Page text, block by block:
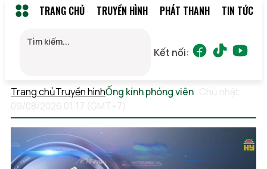
TRANG CHỦ TRUYỀN HÌNH PHÁT THANH TIN TỨC
Kết nối:
Trang chủTruyền hìnhỐng kính phóng viên Chủ nhật,
09/08/2026 01:17 (GMT+7)